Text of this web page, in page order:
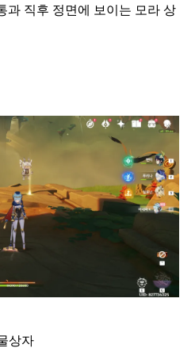
과 직후 정면에 보이는 모라 상
상자